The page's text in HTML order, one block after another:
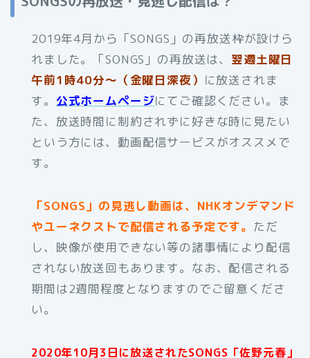
2019年4月から「SONGS」の再放送枠が設けら
れました。「SONGS」の再放送は、 翌週土曜日
午前1時40分～（金曜日深夜） に放送されま
す。 公式ホームページにてご確認ください。ま
た、放送時間に制約されずに好きな時に見たい
という方には、動画配信サービスがオススメで
す。
「SONGS」の見逃し動画は、NHKオンデマンド
やユーネクストで配信される予定です。 ただ
し、映像が使用できない等の諸事情により配信
されない放送回もあります。なお、配信される
期間は2週間程度となりますのでご留意くださ
い。
2020年10月3日に放送されたSONGS「佐野元春」